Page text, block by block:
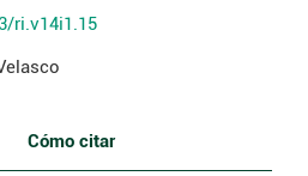
ri.v14i1.15
Cómo citar